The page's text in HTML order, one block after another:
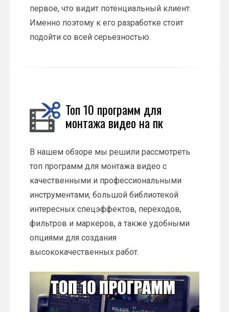
первое, что видит потенциальный клиент.
Именно поэтому к его разработке стоит
подойти со всей серьезностью.
Топ 10 программ для
монтажа видео на пк
В нашем обзоре мы решили рассмотреть
топ программ для монтажа видео с
качественными и профессиональными
инструментами, большой библиотекой
интересных спецэффектов, переходов,
фильтров и маркеров, а также удобными
опциями для создания
высококачественных работ.